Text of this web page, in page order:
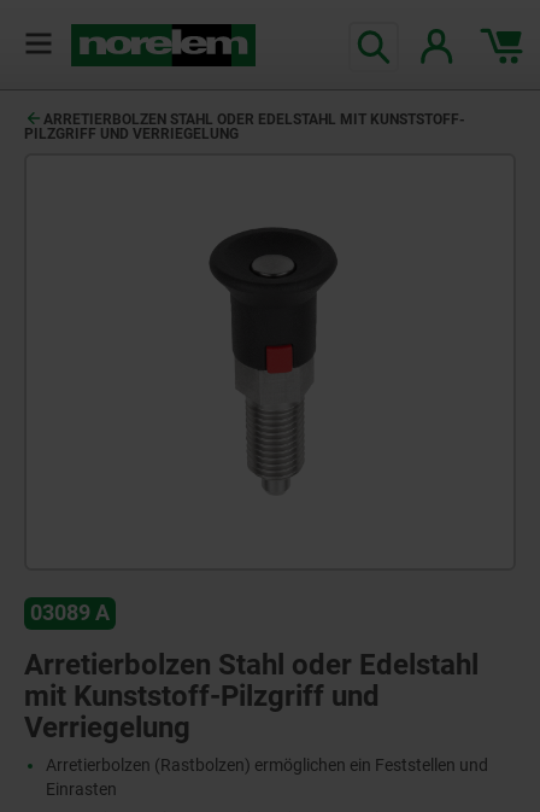
ARRETIERBOLZEN STAHL ODER EDELSTAHL MIT KUNSTSTOFF-
PILZGRIFF UND VERRIEGELUNG
03089 A
Arretierbolzen Stahl oder Edelstahl
mit Kunststoff-Pilzgriff und
Verriegelung
Arretierbolzen (Rastbolzen) ermöglichen ein Feststellen und
Einrasten